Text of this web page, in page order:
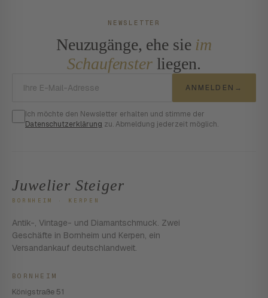
NEWSLETTER
Neuzugänge, ehe sie im
Schaufensterliegen.
ANMELDEN →
Ich möchte den Newsletter erhalten und stimme der
Datenschutzerklärung zu. Abmeldung jederzeit möglich.
Juwelier Steiger
BORNHEIM · KERPEN
Antik-, Vintage- und Diamantschmuck. Zwei
Geschäfte in Bornheim und Kerpen, ein
Versandankauf deutschlandweit.
BORNHEIM
Königstraße 51